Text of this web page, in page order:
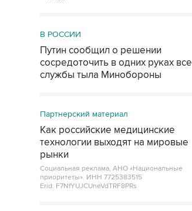
В РОССИИ
Путин сообщил о решении
сосредоточить в одних руках все
службы тыла Минобороны
Партнерский материал
Как российские медицинские
технологии выходят на мировые
рынки
Социальная реклама, АНО «Национальные
приоритеты». ИНН 7725383515
Erid: F7NfYUJCUneVdTRF8PRs